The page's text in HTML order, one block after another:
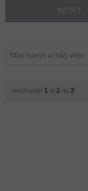
mostrando 1 al 2de 2